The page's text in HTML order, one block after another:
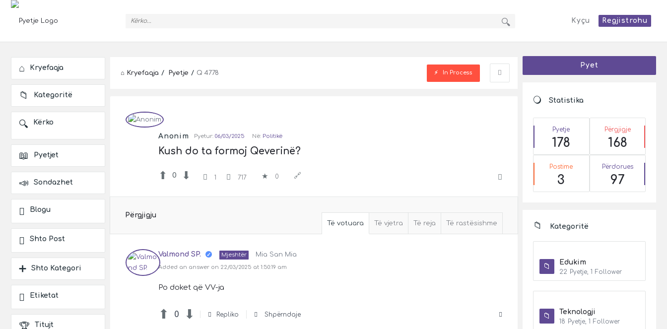
Kyçu Regjistrohu
Kryefaqja / Pyetje / Q 4778 In Process
Latest
Anonim Pyetur: 06/03/2025 Në: Politikë
Kush do ta formoj Qeverinë?
0 1 717 0
Përgjigju
Të votuara Të vjetra Të reja Të rastësishme
Valmond SP. Mjeshtër Mia San Mia
Added an answer on 22/03/2025 at 1:50:19 am
Po doket që VV-ja
0 Repliko Shpërndaje
Pyet
Statistika
Pyetje
178
Përgjigje
168
Postime
3
Përdorues
97
Kategoritë
Edukim
22 Pyetje, 1 Follower
Teknologji
18 Pyetje, 1 Follower
Explore
Kryefaqja
Kategoritë
Kërko
Pyetjet
Sondazhet
Blogu
Shto Post
Shto Kategori
Etiketat
Titujt